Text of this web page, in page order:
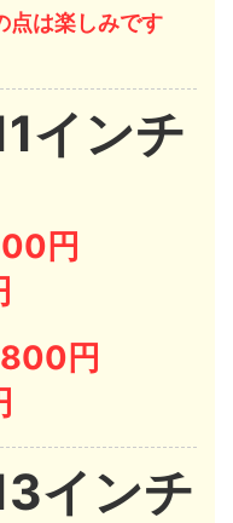
点は楽しみです
インチ
円
円
インチ